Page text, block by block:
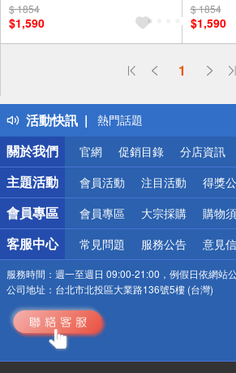
$ 1854
$1,590
$ 1854
$1,590
1
活動快訊
偏遠地區配送
得獎公告
熱門話題
銀行優惠
偏遠地區配送
詐騙網頁！請小心！
關於我們
官網 促銷目錄 分店資訊
主題活動 會員活動 注目活動 得獎
會員專區 會員專區 大宗採購 購物
客服中心 常見問題 服務公告 意見
服務時間： 週一至週日 09:00-21:00，例假日依網站
公司地址： 台北市北投區大業路136號5樓 (台灣)